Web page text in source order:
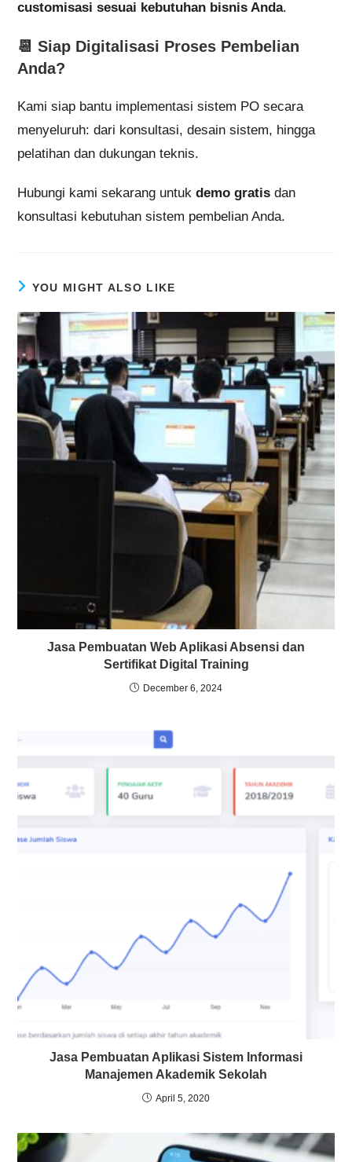
customisasi sesuai kebutuhan bisnis Anda.
📆Siap Digitalisasi Proses Pembelian
Anda?
Kami siap bantu implementasi sistem PO secara
menyeluruh: dari konsultasi, desain sistem, hingga
pelatihan dan dukungan teknis.
Hubungi kami sekarang untukdemo gratis dan
konsultasi kebutuhan sistem pembelian Anda.
YOU MIGHT ALSO LIKE
Jasa Pembuatan Web Aplikasi Absensi dan
Sertifikat Digital Training
December 6, 2024
Jasa Pembuatan Aplikasi Sistem Informasi
Manajemen Akademik Sekolah
April 5, 2020